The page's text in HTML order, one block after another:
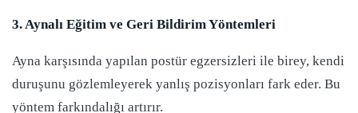
3. Aynalı Eğitim ve Geri Bildirim Yöntemleri
Ayna karşısında yapılan postür egzersizleri ile birey, kendi
duruşunu gözlemleyerek yanlış pozisyonları fark eder. Bu
yöntem farkındalığı artırır.